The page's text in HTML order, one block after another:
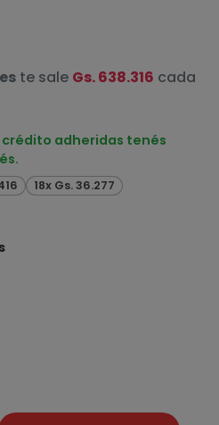
te sale Gs. 638.316 cada
adheridas tenés
18x Gs. 36.277